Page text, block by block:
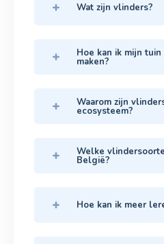
Wat zijn vlinders?
Hoe kan ik mijn
maken?
Waarom zijn
ecosysteem?
Welke
België?
Hoe kan ik meer